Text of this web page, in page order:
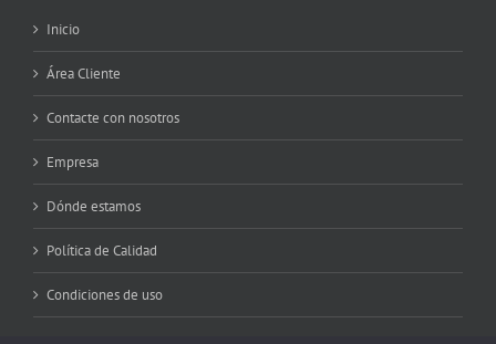
Inicio
Área Cliente
Contacte con nosotros
Empresa
Dónde estamos
Política de Calidad
Condiciones de uso